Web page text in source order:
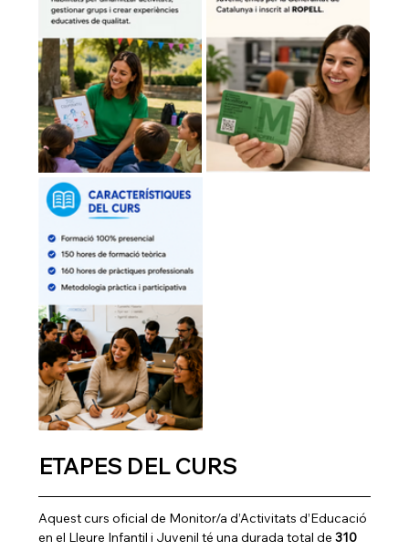
ETAPES DEL CURS
Aquest curs oficial de Monitor/a d’Activitats d’Educació
en el Lleure Infantil i Juvenil té una durada total de 310